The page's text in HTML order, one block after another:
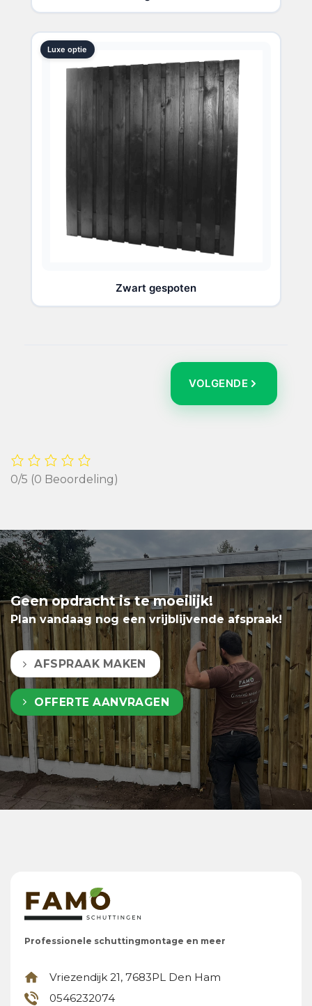
Luxe optie
Zwart gespoten
VOLGENDE
0/5 (0 Beoordeling)
Geen opdracht is te moeilijk!
Plan vandaag nog een vrijblijvende afspraak!
AFSPRAAK MAKEN
OFFERTE AANVRAGEN
Professionele schuttingmontage en meer
Vriezendijk 21, 7683PL Den Ham
0546232074